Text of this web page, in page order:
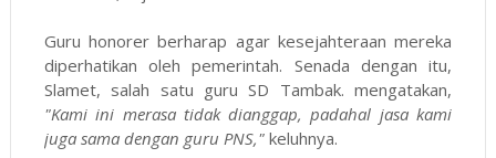
Guru honorer berharap agar kesejahteraan mereka
diperhatikan oleh pemerintah. Senada dengan itu,
Slamet, salah satu guru SD Tambak. mengatakan,
"Kami ini merasa tidak dianggap, padahal jasa kami
juga sama dengan guru PNS," keluhnya.